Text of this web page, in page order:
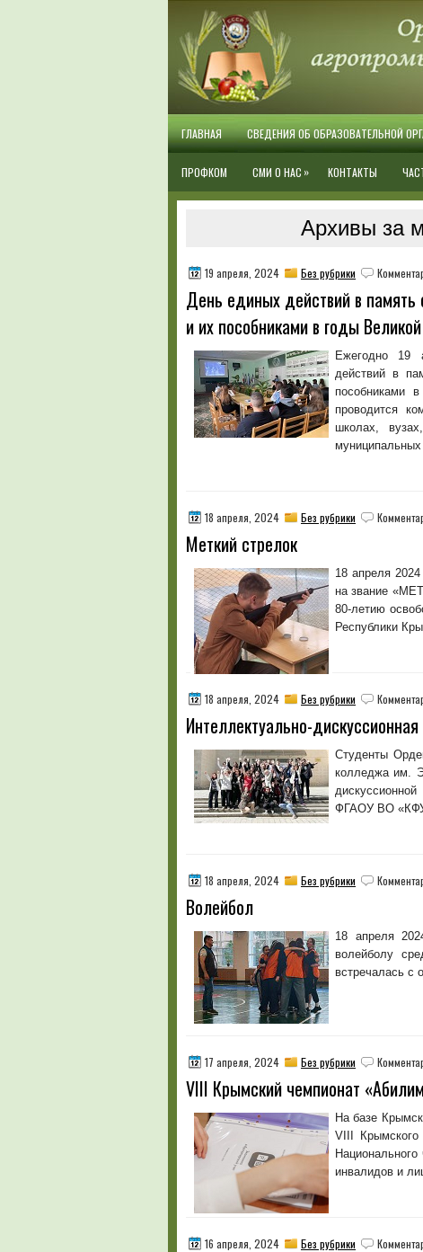
ГЛАВНАЯ СВЕДЕНИЯ ОБ ОБРАЗОВАТЕЛЬНОЙ
ПРОФКОМ СМИ О НАС » КОНТАКТЫ
Архивы за
19 апреля, 2024 Без рубрики
День единых действий в память
и их пособниками в годы
Ежегодно 19
действий в
пособниками
проводится
школах,
18 апреля, 2024 Без рубрики
Меткий стрелок
18 апреля
на звание
80-летию
Республики
18 апреля, 2024 Без рубрики
Интеллектуально-
Студенты
колледжа им.
ФГАОУ ВО «КФУ
18 апреля, 2024 Без рубрики
Волейбол
18 апреля
волейболу
встречалась с
17 апреля, 2024 Без рубрики
VIII Крымский чемпионат
На базе
VIII Крымского
инвалидов и
16 апреля, 2024 Без рубрики